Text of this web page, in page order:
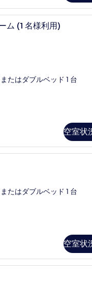
ム (1 名様利用)
たはダブルベッド 1 台
空室状
高級寝具、羽毛
たはダブルベッド 1 台
空室状